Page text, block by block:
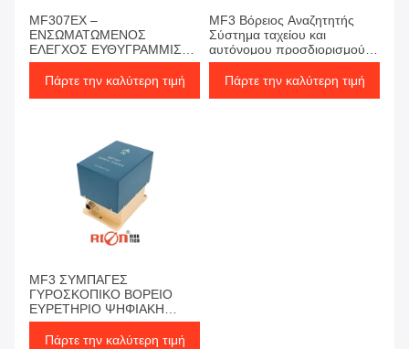
MF307EX –
ΕΝΣΩΜΑΤΩΜΕΝΟΣ
ΕΛΕΓΧΟΣ ΕΥΘΥΓΡΑΜΜΙΣΗΣ
ΑΚΡΙΒΕΙΑΣ ΜΕ ΒΑΣΗ
ΓΥΡΟΣΚΟΠΙΟ
Πάρτε την καλύτερη τιμή
MF3 Βόρειος Αναζητητής
Σύστημα ταχείου και
αυτόνομου προσδιορισμού
του πραγματικού βορρά
Πάρτε την καλύτερη τιμή
MF3 ΣΥΜΠΑΓΕΣ
ΓΥΡΟΣΚΟΠΙΚΟ ΒΟΡΕΙΟ
ΕΥΡΕΤΗΡΙΟ ΨΗΦΙΑΚΗ
ΕΞΟΔΟΣ | ΥΨΗΛΗΣ
ΑΚΡΙΒΕΙΑΣ ΑΖΙΜΟΥΘΙΑΚΗ
Πάρτε την καλύτερη τιμή